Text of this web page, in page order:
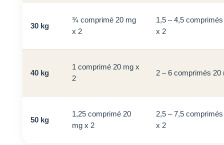
30 kg
¾ comprimé 20 mg
x 2
1,5 – 4,5
x 2
40 kg
1 comprimé 20 mg x
2
2 – 6 comprimés 20
50 kg
1,25 comprimé 20
mg x 2
2,5 – 7,5
x 2